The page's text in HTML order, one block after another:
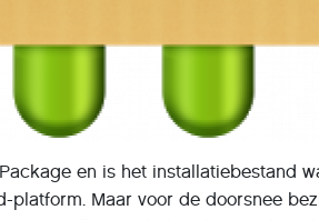
en is het installatiebestand
platform. Maar voor de doorsnee